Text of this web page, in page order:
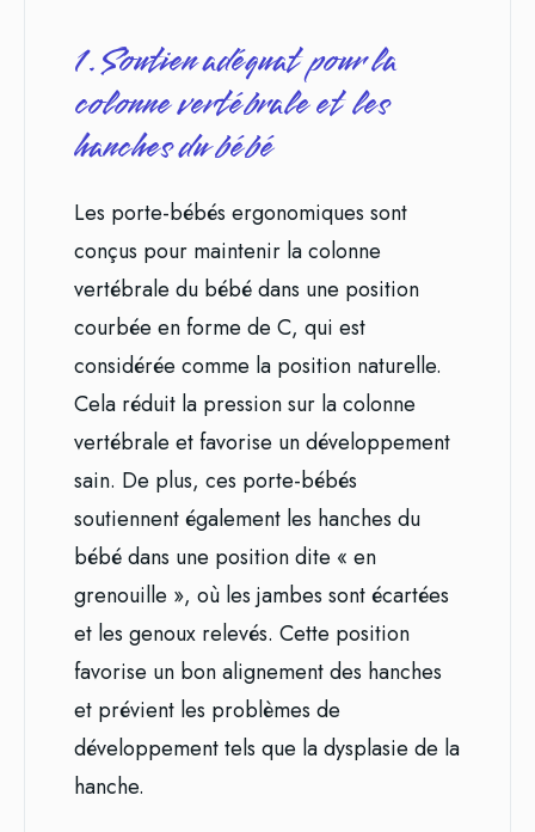
1. Soutien adéquat pour la
colonne vertébrale et les
hanches du bébé
Les porte-bébés ergonomiques sont
conçus pour maintenir la colonne
vertébrale du bébé dans une position
courbée en forme de C, qui est
considérée comme la position naturelle.
Cela réduit la pression sur la colonne
vertébrale et favorise un développement
sain. De plus, ces porte-bébés
soutiennent également les hanches du
bébé dans une position dite « en
grenouille », où les jambes sont écartées
et les genoux relevés. Cette position
favorise un bon alignement des hanches
et prévient les problèmes de
développement tels que la dysplasie de la
hanche.